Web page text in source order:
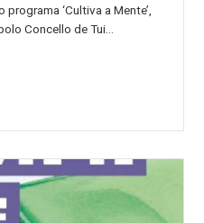
‘Cultiva a Mente’,
Concello de Tui…